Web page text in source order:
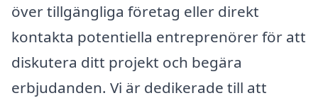
över tillgängliga företag eller direkt
kontakta potentiella entreprenörer för att
diskutera ditt projekt och begära
erbjudanden. Vi är dedikerade till att